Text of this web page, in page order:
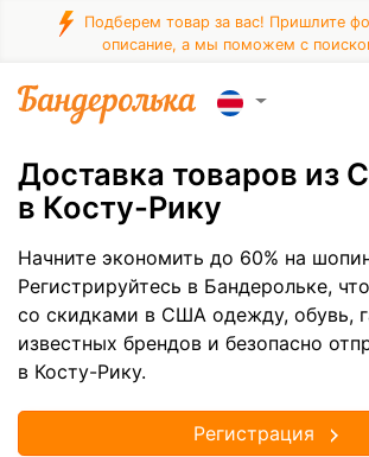
Подберем товар за вас! Пришлите
описание, а мы поможем с
Доставка товаров из
в Косту-Рику
Начните экономить до 60% на
Регистрируйтесь в Бандерольке,
со скидками в США одежду, обувь,
известных брендов и безопасно
в Косту-Рику.
Регистрация